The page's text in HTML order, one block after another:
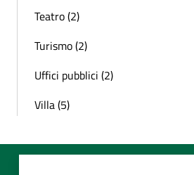
Teatro (2)
Turismo (2)
Uffici pubblici (2)
Villa (5)